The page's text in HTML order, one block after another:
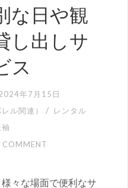
な日や観
し出しサ
ス
年7月15日
ル関連）
/ レンタル
COMMENT
々な場面で便利なサ